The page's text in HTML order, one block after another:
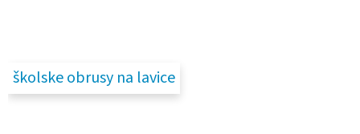
školske obrusy na lavice